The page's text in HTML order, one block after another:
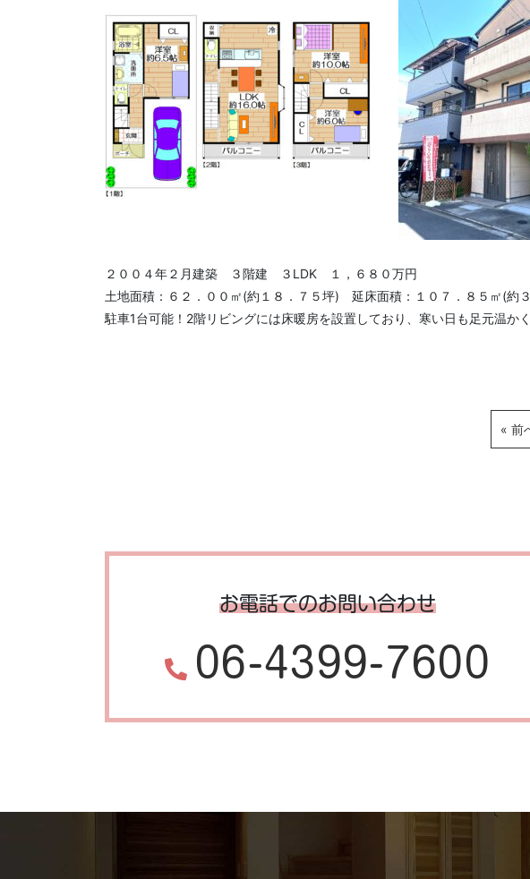
２００４年２月建築 ３階建 ３LDK １，６８０万円
土地面積：６２．００㎡(約１８．７５坪) 延床面積：１０７．８５㎡(約
駐車1台可能！2階リビングには床暖房を設置しており、寒い日も足元温かく
« 前
お電話でのお問い合わせ
06-4399-7600